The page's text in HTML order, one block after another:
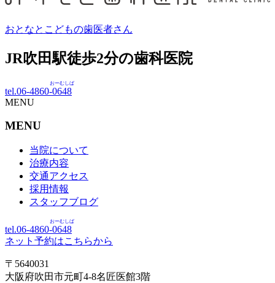
おとなとこどもの歯医者さん
JR吹田駅徒歩2分の歯科医院
tel.06-4860-0648
おーむしば
MENU
MENU
当院について
治療内容
交通アクセス
採用情報
スタッフブログ
tel.06-4860-0648
おーむしば
ネット予約はこちらから
〒5640031
大阪府吹田市元町4-8名匠医館3階